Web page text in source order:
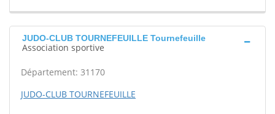
JUDO-CLUB TOURNEFEUILLE Tournefeuille
Association sportive
Département: 31170
JUDO-CLUB TOURNEFEUILLE